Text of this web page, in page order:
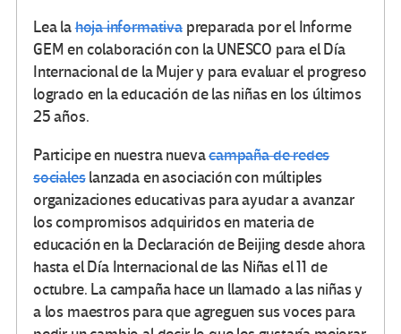
Lea lahoja informativapreparada por el Informe
GEM en colaboración con la UNESCO para el Día
Internacional de la Mujer y para evaluar el progreso
logrado en la educación de las niñas en los últimos
25 años.
Participe en nuestra nuevacampaña de redes
socialeslanzada en asociación con múltiples
organizaciones educativas para ayudar a avanzar
los compromisos adquiridos en materia de
educación en la Declaración de Beijing desde ahora
hasta el Día Internacional de las Niñas el 11 de
octubre. La campaña hace un llamado a las niñas y
a los maestros para que agreguen sus voces para